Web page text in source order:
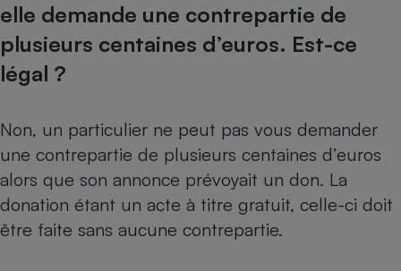
elle demande une contrepartie de
plusieurs centaines d’euros. Est-ce
légal ?
Non, un particulier ne peut pas vous demander
une contrepartie de plusieurs centaines d’euros
alors que son annonce prévoyait un don. La
donation étant un acte à titre gratuit, celle-ci doit
être faite sans aucune contrepartie.